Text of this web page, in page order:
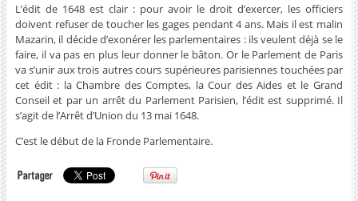
L’édit de 1648 est clair : pour avoir le droit d’exercer, les officiers
doivent refuser de toucher les gages pendant 4 ans. Mais il est malin
Mazarin, il décide d’exonérer les parlementaires : ils veulent déjà se le
faire, il va pas en plus leur donner le bâton. Or le Parlement de Paris
va s’unir aux trois autres cours supérieures parisiennes touchées par
cet édit : la Chambre des Comptes, la Cour des Aides et le Grand
Conseil et par un arrêt du Parlement Parisien, l’édit est supprimé. Il
s’agit de l’Arrêt d’Union du 13 mai 1648.
C’est le début de la Fronde Parlementaire.